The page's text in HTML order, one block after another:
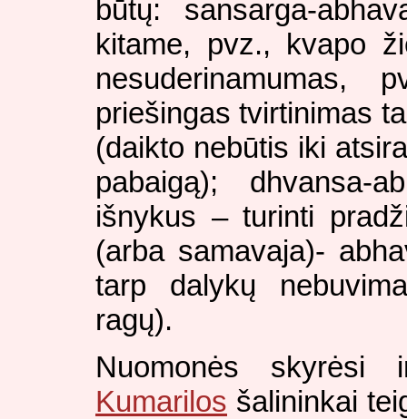
būtų: sansarga-
kitame, pvz., kvapo
nesuderinamumas,
priešingas tvirtinimas
(daikto nebūtis iki
pabaigą); dhvansa-
išnykus – turinti
(arba samavaja)-
tarp dalykų
ragų).
Nuomonės skyrėsi
Kumarilos šalininkai